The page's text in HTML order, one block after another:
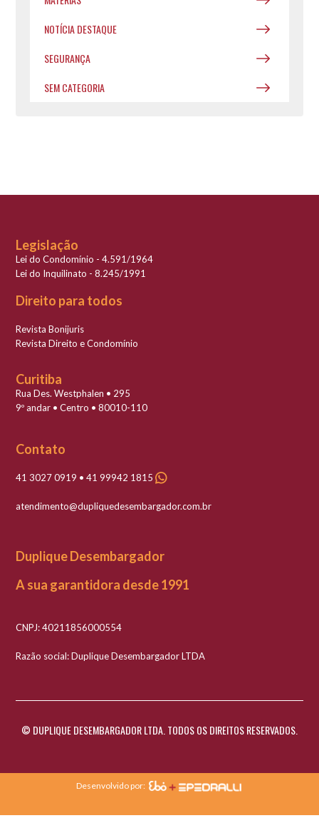
NOTÍCIA DESTAQUE
SEGURANÇA
SEM CATEGORIA
Legislação
Lei do Condomínio - 4.591/1964
Lei do Inquilinato - 8.245/1991
Direito para todos
Revista Bonijuris
Revista Direito e Condomínio
Curitiba
Rua Des. Westphalen • 295
9º andar • Centro • 80010-110
Contato
41 3027 0919 • 41 99942 1815
atendimento@dupliquedesembargador.com.br
Duplique Desembargador
A sua garantidora desde 1991
CNPJ: 40211856000554
Razão social: Duplique Desembargador LTDA
© DUPLIQUE DESEMBARGADOR LTDA. TODOS OS DIREITOS RESERVADOS.
Desenvolvido por: